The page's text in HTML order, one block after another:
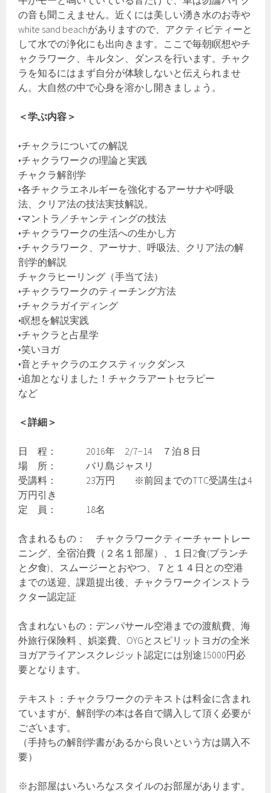
の音も聞こえません。近くには美しい湧き水のお寺や
white sand beachがありますので、アクティビティーと
して水での浄化にも出向きます。ここで毎朝瞑想やチ
ャクラワーク、キルタン、ダンスを行います。チャク
ラを知るにはまず自分が体験しないと伝えられませ
ん。大自然の中で心身を溶かし開きましょう。
＜学ぶ内容＞
•チャクラについての解説
•チャクラワークの理論と実践
チャクラ解剖学
•各チャクラエネルギーを強化するアーサナや呼吸
法、クリア法の技法実技解説。
•マントラ／チャンティングの技法
•チャクラワークの生活への生かし方
•チャクラワーク、アーサナ、呼吸法、クリア法の解
剖学的解説
チャクラヒーリング（手当て法）
•チャクラワークのティーチング方法
•チャクラガイディング
•瞑想を解説実践
•チャクラと占星学
•笑いヨガ
•音とチャクラのエクスティックダンス
•追加となりました！チャクラアートセラピー
など
＜詳細＞
日 程： 2016年 2/7−14 ７泊８日
場 所： バリ島ジャスリ
受講料： 23万円 ※前回までのTTC受講生は4
万円引き
定 員： 18名
含まれるもの： チャクラワークティーチャートレー
ニング、全宿泊費（２名１部屋）、１日2食(ブランチ
と夕食)、スムージーとおやつ、７と１４日との空港
までの送迎、課題提出後、チャクラワークインストラ
クター認定証
含まれないもの：デンパサール空港までの渡航費、海
外旅行保険料 、娯楽費、OYGとスピリットヨガの全米
ヨガアライアンスクレジット認定には別途15000円必
要となります。
テキスト：チャクラワークのテキストは料金に含まれ
ていますが、解剖学の本は各自で購入して頂く必要が
ございます。
（手持ちの解剖学書があるから良いという方は購入不
要）
※お部屋はいろいろなスタイルのお部屋があります。